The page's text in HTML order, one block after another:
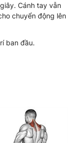
Cánh tay vẫn
chuyển động lên
ban đầu.